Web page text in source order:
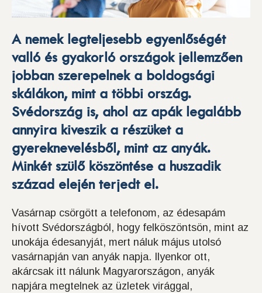
A nemek legteljesebb egyenlőségét
valló és gyakorló országok jellemzően
jobban szerepelnek a boldogsági
skálákon, mint a többi ország.
Svédország is, ahol az apák legalább
annyira kiveszik a részüket a
gyereknevelésből, mint az anyák.
Minkét szülő köszöntése a huszadik
század elején terjedt el.
Vasárnap csörgött a telefonom, az édesapám
hívott Svédországból, hogy felköszöntsön, mint az
unokája édesanyját, mert náluk május utolsó
vasárnapján van anyák napja. Ilyenkor ott,
akárcsak itt nálunk Magyarországon, anyák
napjára megtelnek az üzletek virággal,